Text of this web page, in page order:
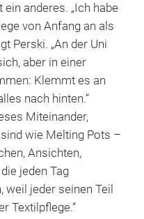
anderes. „Ich habe
von Anfang an als
Perski. „An der Uni
aber in einer
Klemmt es an
nach hinten.“
Miteinander,
wie Melting Pots –
Ansichten,
jeden Tag
jeder seinen Teil
Textilpflege.“